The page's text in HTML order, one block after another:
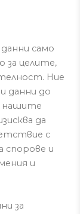
само
за целите,
Ние
и данни до
нашите
да
с
спорове и
и
за